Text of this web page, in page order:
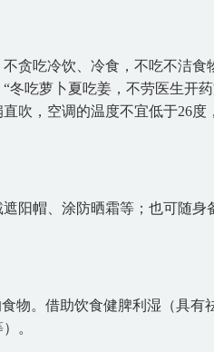
贪吃冷饮、冷食，不吃不洁
冬吃萝卜夏吃姜，不劳医生开
吹，空调的温度不宜低于26
阳帽、涂防晒霜等；也可随
物。借助饮食健脾利湿（具
。